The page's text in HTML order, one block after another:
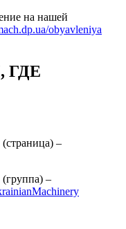
на нашей
obyavleniya
ГДЕ
–
–